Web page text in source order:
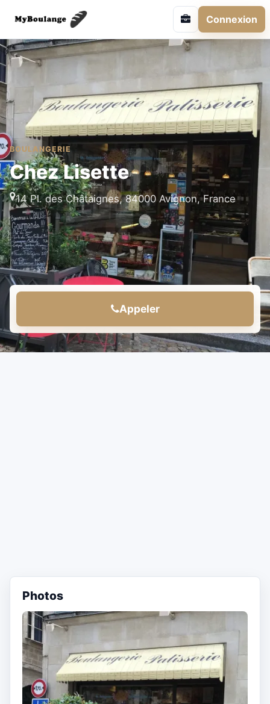
Connexion
BOULANGERIE
Chez Lisette
14 Pl. des Châtaignes, 84000 Avignon, France
Appeler
Photos